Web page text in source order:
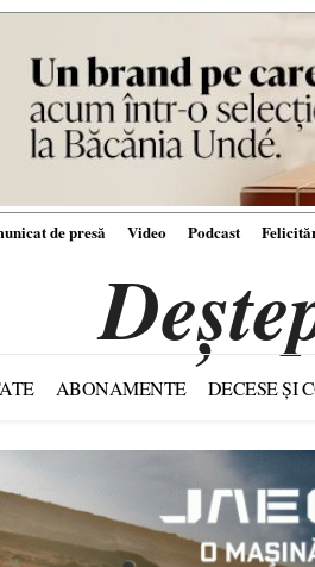
de presă Video Podcast
ABONAMENTE DECESE ȘI